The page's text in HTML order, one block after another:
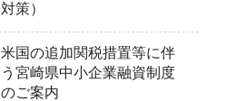
対策）
米国の追加関税措置等に伴
う宮崎県中小企業融資制度
のご案内